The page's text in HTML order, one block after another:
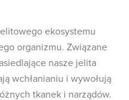
ekosystemu
organizmu. Związane
nasze jelita
wchłanianiu i wywołują
tkanek i narządów.